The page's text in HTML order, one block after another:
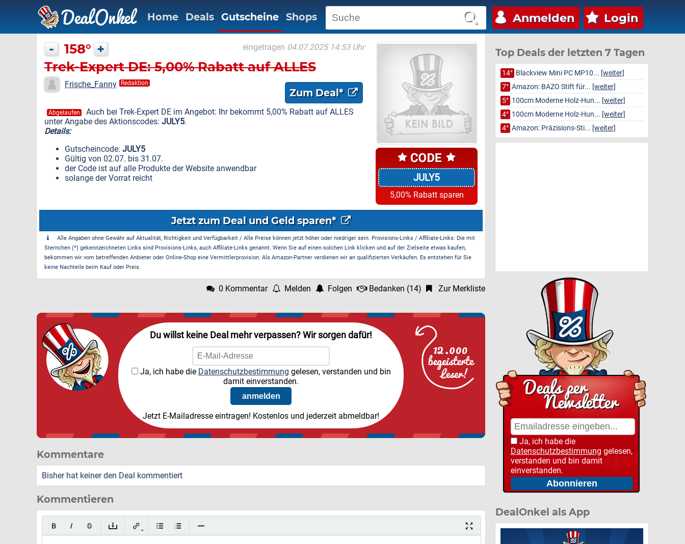
Anmelden Login
Home Deals Gutscheine Shops
JULY5
5,00% Rabatt sparen
- 158° + eingetragen 04.07.2025 14:53 Uhr
Trek-Expert DE: 5,00% Rabatt auf ALLES
Frische_Fanny Redaktion
Zum Deal*
Abgelaufen
Auch bei Trek-Expert DE im Angebot: Ihr bekommt 5,00% Rabatt auf ALLES
unter Angabe des Aktionscodes: JULY5.
Details:
Gutscheincode: JULY5
Gültig von 02.07. bis 31.07.
der Code ist auf alle Produkte der Website anwendbar
solange der Vorrat reicht
Jetzt zum Deal und Geld sparen*
Alle Angaben ohne Gewähr auf Aktualität, Richtigkeit und Verfügbarkeit / Alle Preise können jetzt höher oder niedriger sein. Provisions-Links / Affiliate-Links: Die mit
Sternchen (*) gekennzeichneten Links sind Provisions-Links, auch Affiliate-Links genannt. Wenn Sie auf einen solchen Link klicken und auf der Zielseite etwas kaufen,
bekommen wir vom betreffenden Anbieter oder Online-Shop eine Vermittlerprovision. Als Amazon-Partner verdienen wir an qualifizierten Verkäufen. Es entstehen für Sie
keine Nachteile beim Kauf oder Preis.
0 Kommentar Melden Folgen Bedanken (14) Zur Merkliste
Du willst keine Deal mehr verpassen? Wir sorgen dafür!
Ja, ich habe die Datenschutzbestimmung gelesen, verstanden und bin
damit einverstanden.
Jetzt E-Mailadresse eintragen! Kostenlos und jederzeit abmeldbar!
Kommentare
Bisher hat keiner den Deal kommentiert
Kommentieren
Top Deals der letzten 7 Tagen
14° Blackview Mini PC MP10... [weiter]
7° Amazon: BAZO Stift für... [weiter]
5° 100cm Moderne Holz-Hun... [weiter]
4° 100cm Moderne Holz-Hun... [weiter]
4° Amazon: Präzisions-Sti... [weiter]
Ja, ich habe die
Datenschutzbestimmung gelesen,
verstanden und bin damit
einverstanden.
DealOnkel als App